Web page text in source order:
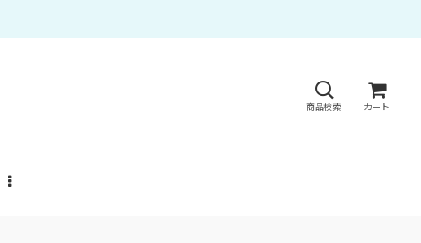
商品検索 カート